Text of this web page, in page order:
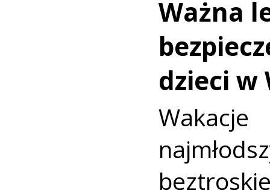
Ważna
dzieci w